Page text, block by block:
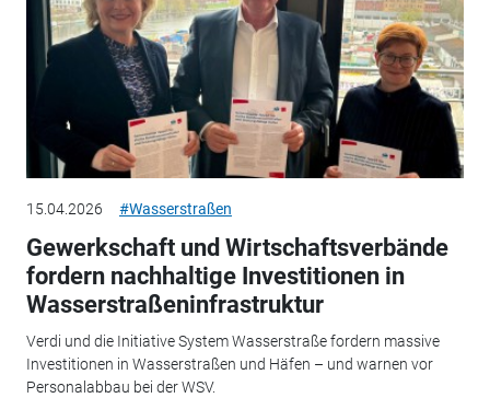
15.04.2026 #Wasserstraßen
Gewerkschaft und Wirtschaftsverbände
fordern nachhaltige Investitionen in
Wasserstraßeninfrastruktur
Verdi und die Initiative System Wasserstraße fordern massive
Investitionen in Wasserstraßen und Häfen – und warnen vor
Personalabbau bei der WSV.